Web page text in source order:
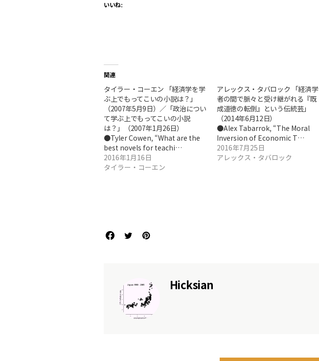
いいね:
関連
タイラー・コーエン 「経済学を学
ぶ上でもってこいの小説は？」
（2007年5月9日）／「政治につい
て学ぶ上でもってこいの小説
は？」（2007年1月26日）
●Tyler Cowen, “What are the
best novels for teachi…
2016年1月16日
タイラー・コーエン
アレックス・タバロック 「経済学
者の間で脈々と受け継がれる『既
成道徳の転倒』という伝統芸」
（2014年6月12日）
●Alex Tabarrok, “The Moral
Inversion of Economic T…
2016年7月25日
アレックス・タバロック
Hicksian